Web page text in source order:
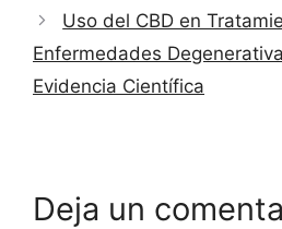
Uso del CBD en
Enfermedades
Evidencia Científica
Deja un